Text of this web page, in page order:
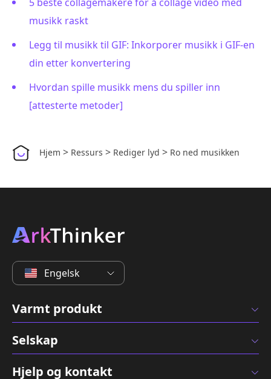
musikk raskt
Legg til musikk til GIF: Inkorporer musikk i GIF-en
din etter konvertering
Hvordan spille musikk mens du spiller inn
[attesterte metoder]
Hjem > Ressurs > Rediger lyd > Ro ned musikken
Engelsk
Varmt produkt
Selskap
Hjelp og kontakt